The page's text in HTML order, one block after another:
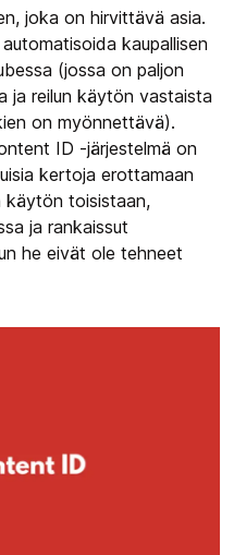
joka on hirvittävä asia.
kaupallisen
(jossa on paljon
ja reilun käytön vastaista
on myönnettävä).
ID -järjestelmä on
kertoja erottamaan
käytön toisistaan,
ja rankaissut
he eivät ole tehneet